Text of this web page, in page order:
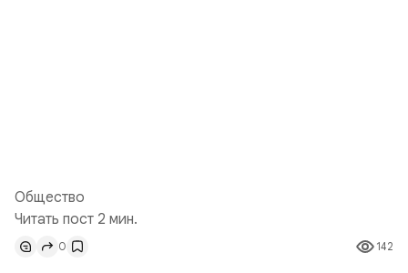
Общество
Читать пост 2 мин.
142
0